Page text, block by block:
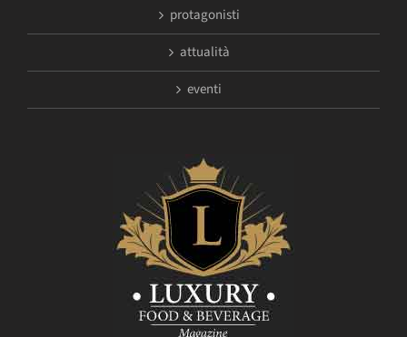
protagonisti
attualità
eventi